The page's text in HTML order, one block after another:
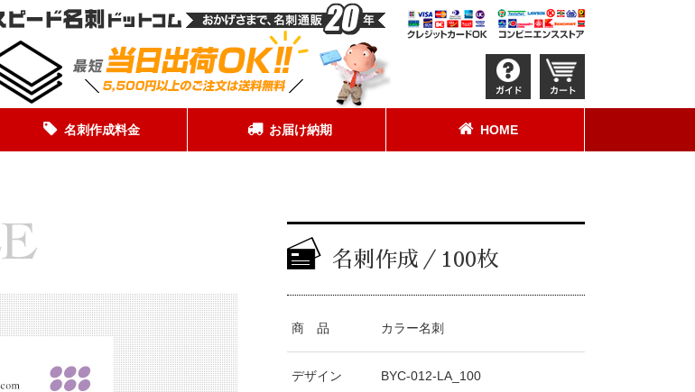
名刺作成料金 お届け納期 HOME
名刺作成／100枚
商 品 カラー名刺
デザイン BYC-012-LA_100